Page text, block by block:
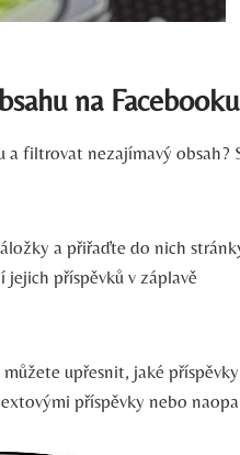
na Facebooku
a filtrovat nezajímavý obsah?
a přiřaďte do nich
jejich příspěvků v záplavě
upřesnit, jaké příspěvky
příspěvky nebo